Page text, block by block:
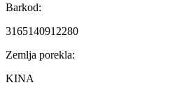
Barkod:
3165140912280
Zemlja porekla:
KINA